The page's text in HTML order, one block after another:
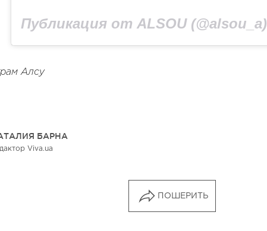
Публикация от ALSOU (@alsou_a)
Алсу
БАРНА
Viva.ua
ПОШЕРИТЬ